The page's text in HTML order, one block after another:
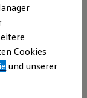
Cookies
und unserer